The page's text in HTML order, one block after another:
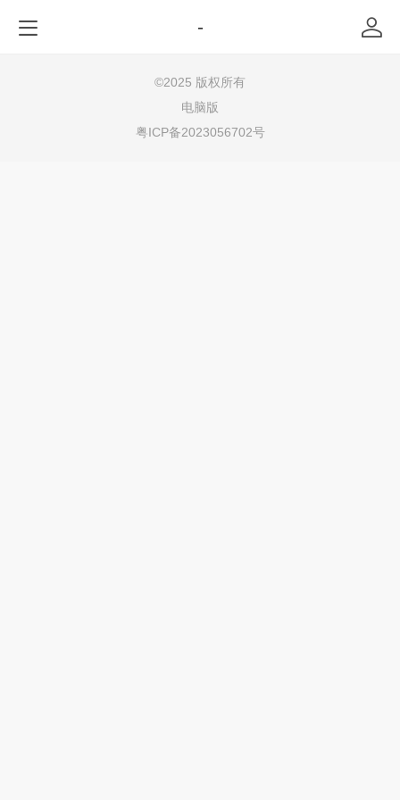
-
©2025 版权所有
电脑版
粤ICP备2023056702号